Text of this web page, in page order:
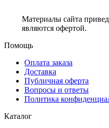
Материалы сайта
являются офертой.
Помощь
Оплата заказа
Доставка
Публичная оферта
Вопросы и ответы
Политика
Каталог